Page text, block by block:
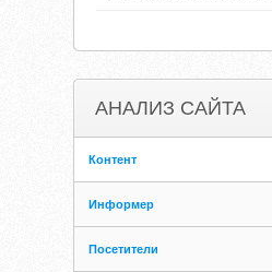
АНАЛИЗ САЙТА
Контент
Информер
Посетители